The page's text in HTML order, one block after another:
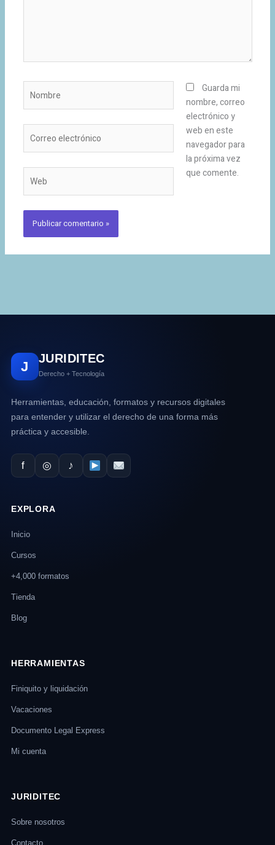
electrónico
Guarda mi
nombre, correo
electrónico y
web en este
navegador para
la próxima vez
que comente.
J
JURIDITEC
Derecho + Tecnología
Herramientas, educación, formatos y recursos digitales
para entender y utilizar el derecho de una forma más
práctica y accesible.
f ◎ ♪
EXPLORA
Inicio
Cursos
+4,000 formatos
Tienda
Blog
HERRAMIENTAS
Finiquito y liquidación
Vacaciones
Documento Legal Express
Mi cuenta
JURIDITEC
Sobre nosotros
Contacto